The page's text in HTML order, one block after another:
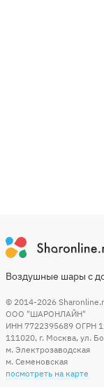
Воздушные шары с
© 2014-2026
ООО "ШАРОНЛАЙН"
ИНН 7722395689 ОГРН
111020, г. Москва, ул.
м. Электрозаводская
м. Семеновская
посмотреть на карте